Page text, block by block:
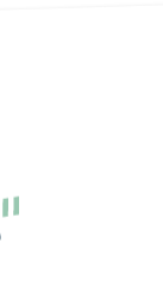
een